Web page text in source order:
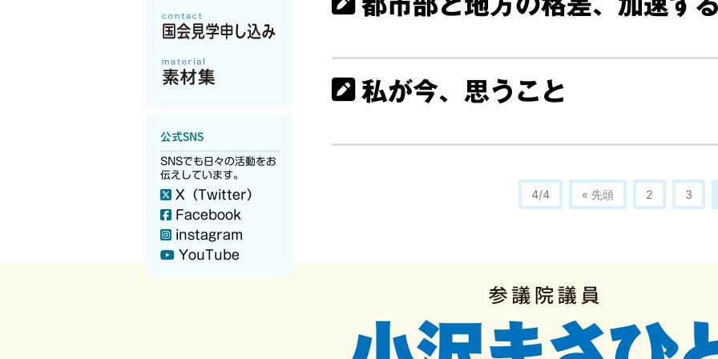
公式SNS
SNSでも日々の活動をお
伝えしています。
X（Twitter）
Facebook
instagram
YouTube
私が今、思うこと
4/4 « 先頭 2 3